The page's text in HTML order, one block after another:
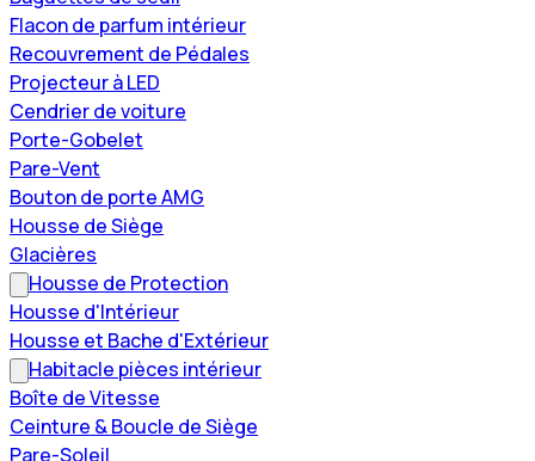
Flacon de parfum intérieur
Recouvrement de Pédales
Projecteur à LED
Cendrier de voiture
Porte-Gobelet
Pare-Vent
Bouton de porte AMG
Housse de Siège
Glacières
Housse de Protection
Housse d'Intérieur
Housse et Bache d'Extérieur
Habitacle pièces intérieur
Boîte de Vitesse
Ceinture & Boucle de Siège
Pare-Soleil